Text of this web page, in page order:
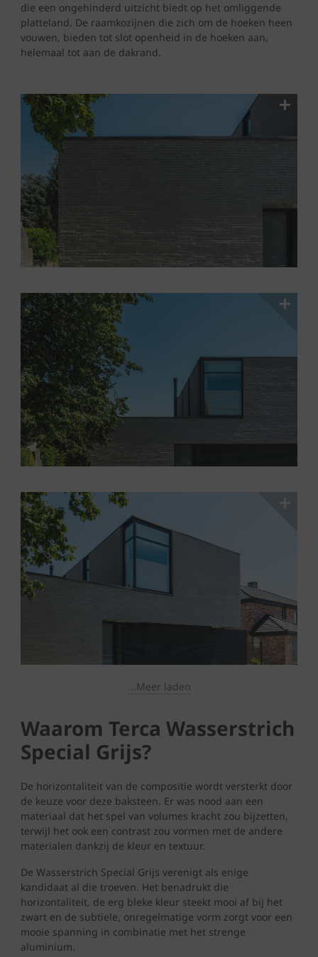
die een ongehinderd uitzicht biedt op het omliggende
platteland. De raamkozijnen die zich om de hoeken heen
vouwen, bieden tot slot openheid in de hoeken aan,
helemaal tot aan de dakrand.
...Meer laden
Waarom Terca Wasserstrich
Special Grijs?
De horizontaliteit van de compositie wordt versterkt door
de keuze voor deze baksteen. Er was nood aan een
materiaal dat het spel van volumes kracht zou bijzetten,
terwijl het ook een contrast zou vormen met de andere
materialen dankzij de kleur en textuur.
De Wasserstrich Special Grijs verenigt als enige
kandidaat al die troeven. Het benadrukt die
horizontaliteit, de erg bleke kleur steekt mooi af bij het
zwart en de subtiele, onregelmatige vorm zorgt voor een
mooie spanning in combinatie met het strenge
aluminium.